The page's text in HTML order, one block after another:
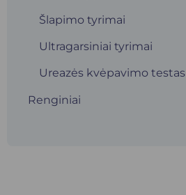
Šlapimo tyrimai
Ultragarsiniai tyrimai
Ureazės kvėpavimo testas
Renginiai